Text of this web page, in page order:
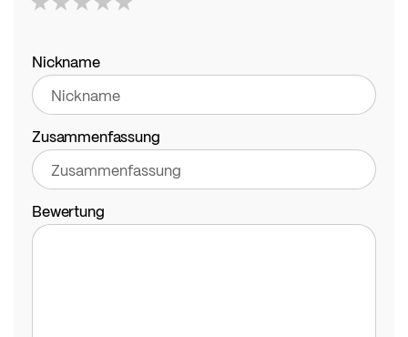
star
stars
stars
stars
stars
Nickname
Zusammenfassung
Bewertung